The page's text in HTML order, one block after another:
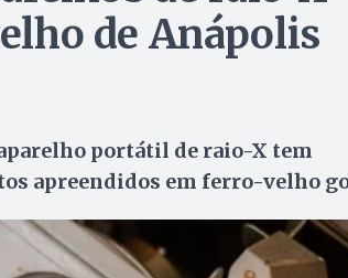
de Anápolis
portátil de raio-X tem
apreendidos em ferro-velho